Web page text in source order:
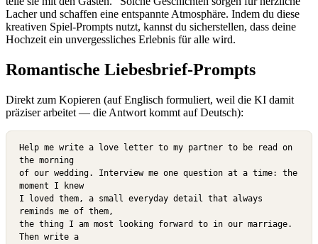
Lacher und schaffen eine entspannte Atmosphäre. Indem du diese
kreativen Spiel-Prompts nutzt, kannst du sicherstellen, dass deine
Hochzeit ein unvergessliches Erlebnis für alle wird.
Romantische Liebesbrief-Prompts
Direkt zum Kopieren (auf Englisch formuliert, weil die KI damit
präziser arbeitet — die Antwort kommt auf Deutsch):
Help me write a love letter to my partner to be read on
the morning
of our wedding. Interview me one question at a time: the
moment I knew
I loved them, a small everyday detail that always
reminds me of them,
the thing I am most looking forward to in our marriage.
Then write a